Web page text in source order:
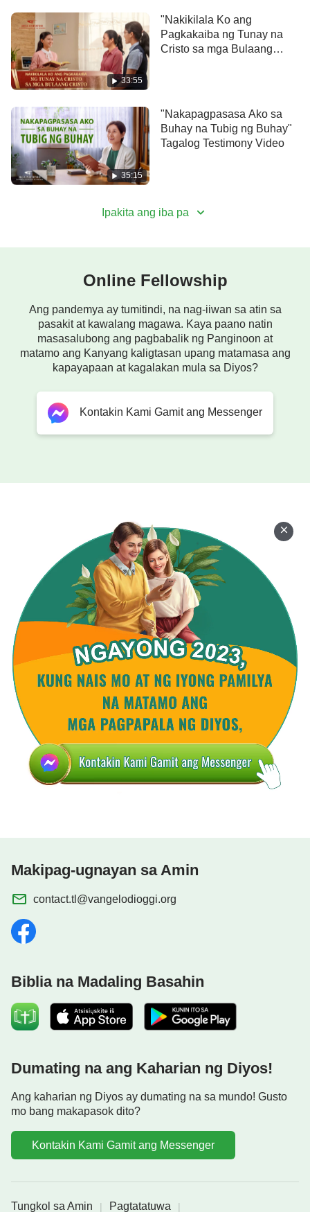
33:55
"Nakikilala Ko ang
Pagkakaiba ng Tunay na
Cristo sa mga Bulaang
35:15
"Nakapagpasasa Ako sa
Buhay na Tubig ng Buhay"
Tagalog Testimony Video
Ipakita ang iba pa
Online Fellowship
Ang pandemya ay tumitindi, na nag-iiwan sa atin sa
pasakit at kawalang magawa. Kaya paano natin
masasalubong ang pagbabalik ng Panginoon at
matamo ang Kanyang kaligtasan upang matamasa ang
kapayapaan at kagalakan mula sa Diyos?
Kontakin Kami Gamit ang Messenger
Makipag-ugnayan sa Amin
contact.tl@vangelodioggi.org
Biblia na Madaling Basahin
Dumating na ang Kaharian ng Diyos!
Ang kaharian ng Diyos ay dumating na sa mundo! Gusto
mo bang makapasok dito?
Kontakin Kami Gamit ang Messenger
Tungkol sa Amin | Pagtatatuwa |